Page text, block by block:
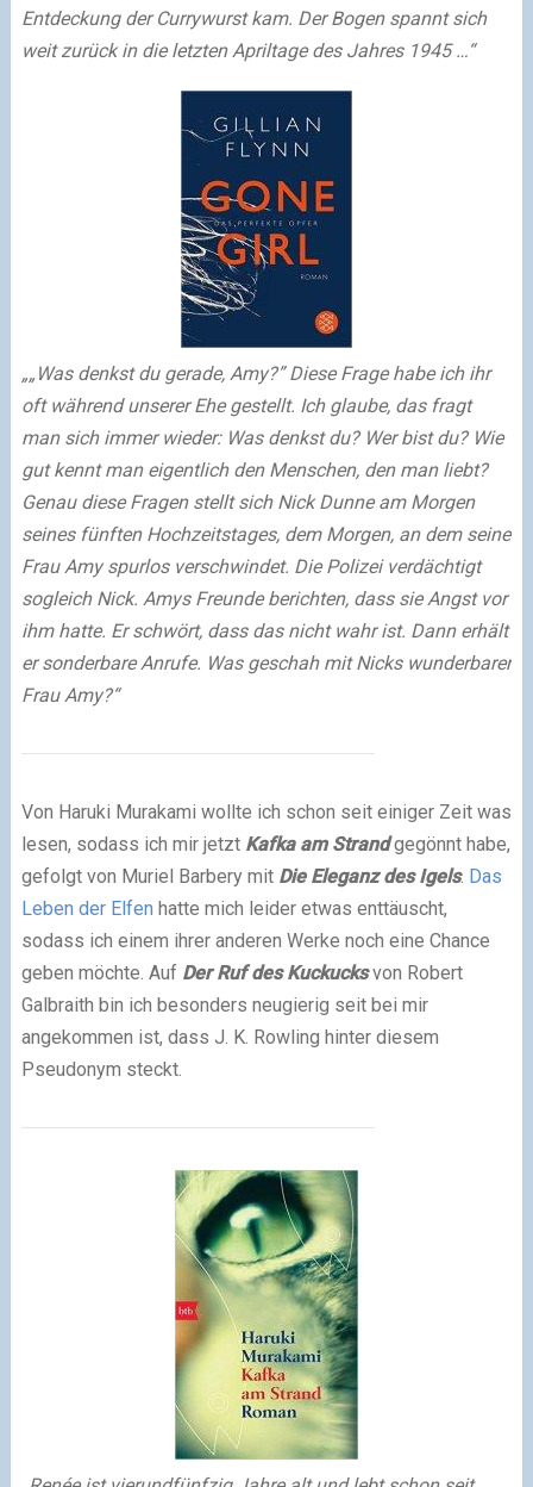
Entdeckung der Currywurst kam. Der Bogen spannt sich
weit zurück in die letzten Apriltage des Jahres 1945 …“
„„Was denkst du gerade, Amy?” Diese Frage habe ich ihr
oft während unserer Ehe gestellt. Ich glaube, das fragt
man sich immer wieder: Was denkst du? Wer bist du? Wie
gut kennt man eigentlich den Menschen, den man liebt?
Genau diese Fragen stellt sich Nick Dunne am Morgen
seines fünften Hochzeitstages, dem Morgen, an dem seine
Frau Amy spurlos verschwindet. Die Polizei verdächtigt
sogleich Nick. Amys Freunde berichten, dass sie Angst vor
ihm hatte. Er schwört, dass das nicht wahr ist. Dann erhält
er sonderbare Anrufe. Was geschah mit Nicks wunderbarer
Frau Amy?“
Von Haruki Murakami wollte ich schon seit einiger Zeit was
lesen, sodass ich mir jetzt Kafka am Strandgegönnt habe,
gefolgt von Muriel Barbery mit Die Eleganz des Igels. Das
Leben der Elfen hatte mich leider etwas enttäuscht,
sodass ich einem ihrer anderen Werke noch eine Chance
geben möchte. Auf Der Ruf des Kuckucksvon Robert
Galbraith bin ich besonders neugierig seit bei mir
angekommen ist, dass J. K. Rowling hinter diesem
Pseudonym steckt.